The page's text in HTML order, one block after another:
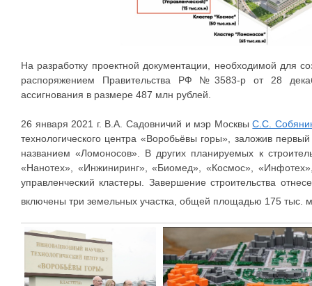
На разработку проектной документации, необходимой для
распоряжением Правительства РФ №3583-р от 28
ассигнования в размере 487 млн рублей.
26 января 2021 г. В.А. Садовничий и мэр МосквыС.С.
технологического центра «Воробьёвы горы», заложив
названием «Ломоносов». В других планируемых к
«Нанотех», «Инжиниринг», «Биомед», «Космос»,
управленческий кластеры. Завершение строительства
включены три земельных участка, общей площадью 175 тыс. м